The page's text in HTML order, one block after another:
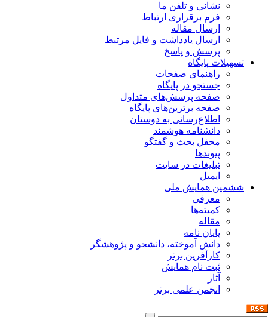
نشانی و تلفن ما
فرم برقراری ارتباط
ارسال مقاله
ارسال یادداشت و فایل مرتبط
پرسش و پاسخ
تسهیلات پایگاه
راهنمای صفحات
جستجو در پایگاه
صفحه پرسش‌های متداول
صفحه برترین‌های پایگاه
اطلاع‌رسانی به دوستان
دانشنامه هوشمند
محفل بحث و گفتگو
پیوندها
تبلیغات در سایت
ایمیل
ششمین همایش ملی
معرفی
کمیته‌ها
مقاله
پایان نامه
دانش آموخته، دانشجو و پژوهشگر
کارآفرین برتر
ثبت نام همایش
آثار
انجمن علمی برتر